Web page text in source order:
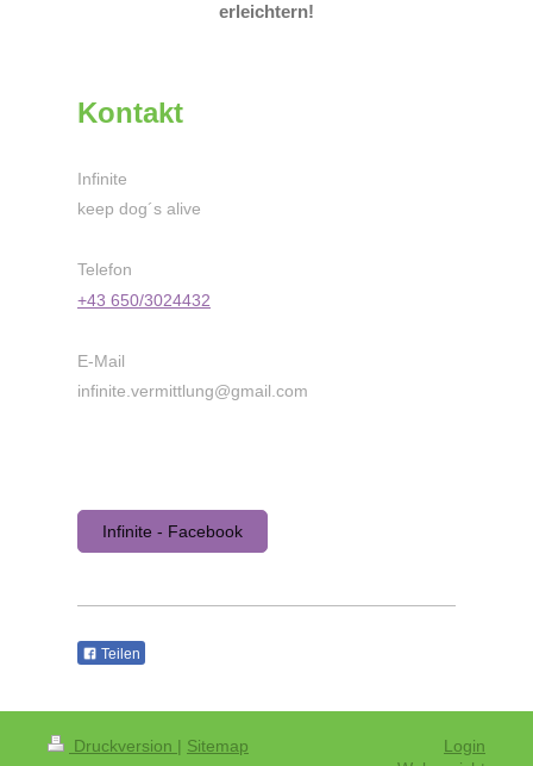
erleichtern!
Kontakt
Infinite
keep dog´s alive
Telefon
+43 650/3024432
E-Mail
infinite.vermittlung@gmail.com
Infinite - Facebook
Teilen
Druckversion | Sitemap
Login